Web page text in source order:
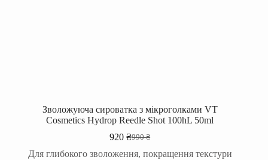
Зволожуюча сироватка з мікроголками VT
Cosmetics Hydrop Reedle Shot 100hL 50ml
990₴
Оригінальна
ціна:
920₴Поточна
ціна:
Для глибокого зволоження, покращення текстури